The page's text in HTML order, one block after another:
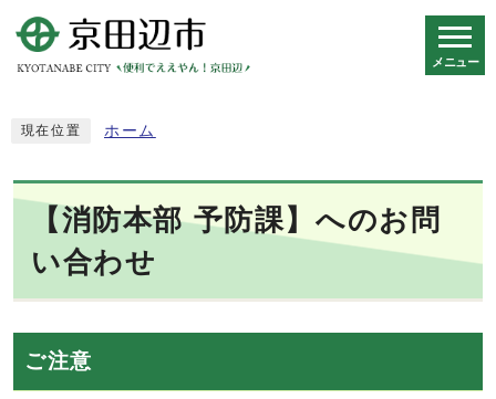
メニュー
現在位置 ホーム
【消防本部 予防課】へのお問
い合わせ
ご注意